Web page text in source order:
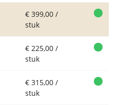
€ 399,00 /
stuk
€ 225,00 /
stuk
€ 315,00 /
stuk